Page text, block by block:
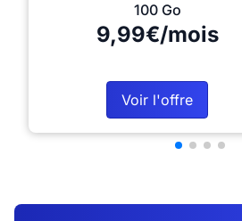
100 Go
9,99€/mois
Voir l'offre